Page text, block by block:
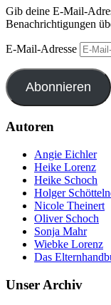
Gib deine E-Mail-
Benachrichtigungen
E-Mail-Adresse
Abonnieren
Autoren
Angie Eichler
Heike Lorenz
Heike Schoch
Holger
Nicole Theinert
Oliver Schoch
Sonja Mahr
Wiebke Lorenz
Das
Unser Archiv